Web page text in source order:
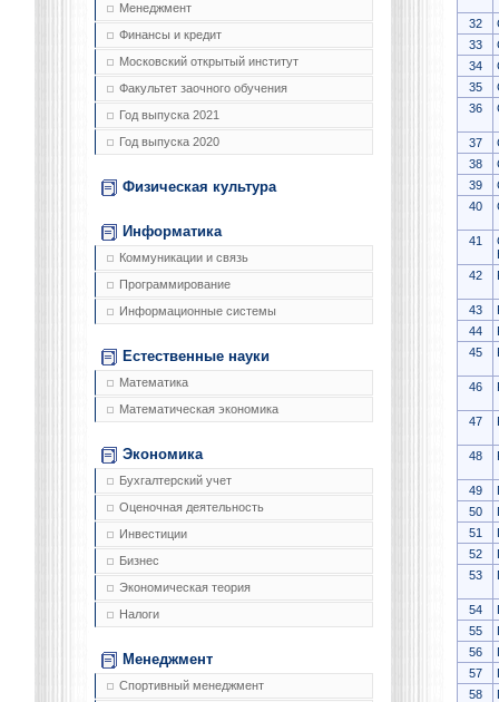
Менеджмент
Финансы и кредит
Московский открытый институт
Факультет заочного обучения
Год выпуска 2021
Год выпуска 2020
Физическая культура
Информатика
Коммуникации и связь
Программирование
Информационные системы
Естественные науки
Математика
Математическая экономика
Экономика
Бухгалтерский учет
Оценочная деятельность
Инвестиции
Бизнес
Экономическая теория
Налоги
Менеджмент
Спортивный менеджмент
32
33
34
35
36
37
38
39
40
41
42
43
44
45
46
47
48
49
50
51
52
53
54
55
56
57
58